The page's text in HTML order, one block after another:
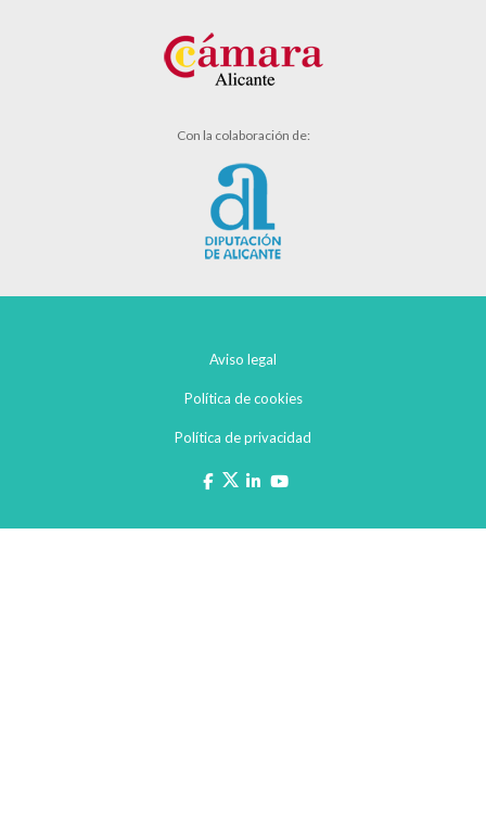
Con la colaboración de:
Aviso legal
Política de cookies
Política de privacidad